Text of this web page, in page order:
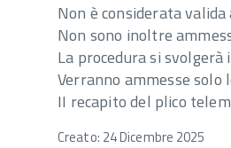
Non è considerata
Non sono inoltre
La procedura si
Verranno ammesse
II recapito del plico
Creato: 24 Dicembre 2025